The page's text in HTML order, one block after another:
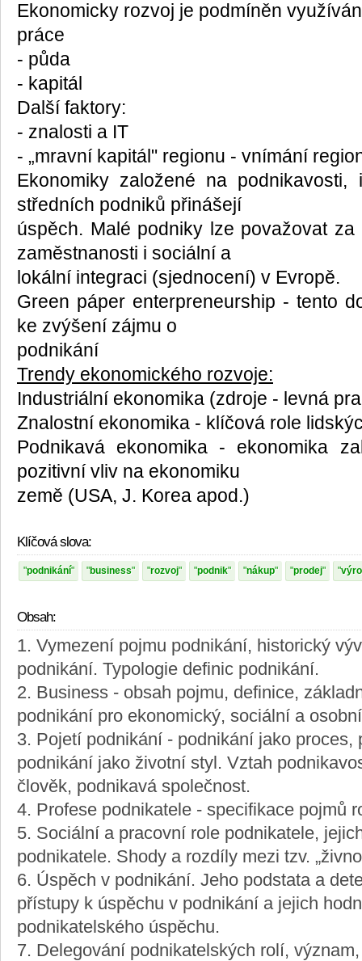
Ekonomicky rozvoj je podmíněn
práce
- půda
- kapitál
Další faktory:
- znalosti a IT
- „mravní kapitál" regionu - vnímání
Ekonomiky založené na
středních podniků přinášejí
úspěch. Malé podniky lze považovat
zaměstnanosti i sociální a
lokální integraci (sjednocení) v Evropě.
Green páper enterpreneurship - tento
ke zvýšení zájmu o
podnikání
Trendy ekonomického rozvoje:
Industriální ekonomika (zdroje - levná
Znalostní ekonomika - klíčová role
Podnikavá ekonomika - ekonomika
pozitivní vliv na ekonomiku
země (USA, J. Korea apod.)
Klíčová slova:
podnikání business rozvoj podnik nákup prodej
Obsah:
1. Vymezení pojmu podnikání, historický
podnikání. Typologie definic podnikání.
2. Business - obsah pojmu, definice,
podnikání pro ekonomický, sociální a
3. Pojetí podnikání - podnikání jako proces,
podnikání jako životní styl. Vztah
člověk, podnikavá společnost.
4. Profese podnikatele - specifikace pojmů
5. Sociální a pracovní role podnikatele,
podnikatele. Shody a rozdíly mezi tzv.
6. Úspěch v podnikání. Jeho podstata a
přístupy k úspěchu v podnikání a jejich
podnikatelského úspěchu.
7. Delegování podnikatelských rolí,